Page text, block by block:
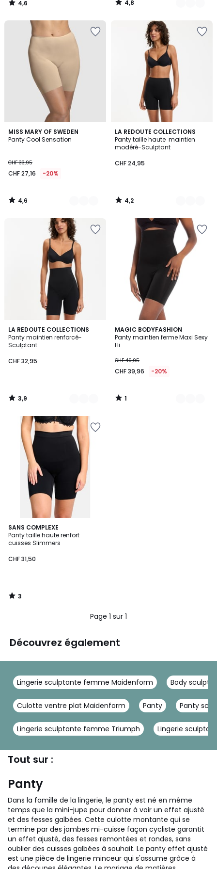
CHF
réduction
appliquée.
4,6
/
4,8
/
MISS MARY OF SWEDEN
Panty Cool Sensation
CHF 33,95
CHF 27,16 -20%
4,6
/ 5
3
Couleurs
4,6
/
LA REDOUTE COLLECTIONS
Panty taille haute maintien
modéré-Sculptant
CHF 24,95
4,2
/ 5
2
Couleurs
4,2
/
LA REDOUTE COLLECTIONS
Panty maintien renforcé-
Sculptant
CHF 32,95
3,9
/ 5
2
Couleurs
3,9
/
MAGIC BODYFASHION
Panty maintien ferme Maxi Sexy
Hi
CHF 49,95
CHF 39,96 -20%
1
/
5
2
Couleurs
1
/
SANS COMPLEXE
Panty taille haute renfort
cuisses Slimmers
CHF 31,50
3
/
5
3
/
Page 1 sur 1
Découvrez également
Lingerie sculptante femme Maidenform Body
Culotte ventre plat Maidenform Panty Panty
Lingerie sculptante femme Triumph Lingerie
Tout sur :
Panty
Dans la famille de la lingerie, le panty est né en même
temps que la mini-jupe pour donner à voir un effet ajusté
et des fesses galbées. Cette culotte montante qui se
termine par des jambes mi-cuisse façon cycliste garantit
un effet ajusté, des fesses remontées et rondes, sans
oublier des cuisses galbées à souhait. Le panty effet ajusté
est une pièce de lingerie minceur qui s'assume grâce à